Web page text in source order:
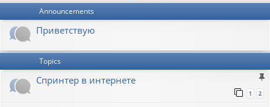
Announcements
Приветствую
Topics
Спринтер в интернете
1 2